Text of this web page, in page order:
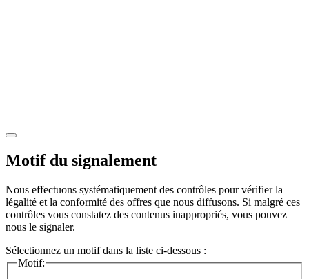
Motif du signalement
Nous effectuons systématiquement des contrôles pour vérifier la
légalité et la conformité des offres que nous diffusons. Si malgré ces
contrôles vous constatez des contenus inappropriés, vous pouvez
nous le signaler.
Sélectionnez un motif dans la liste ci-dessous :
Motif: